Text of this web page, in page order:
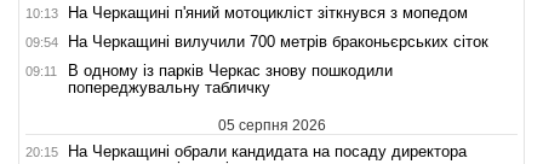
10:13 На Черкащині п'яний мотоцикліст зіткнувся з мопедом
09:54 На Черкащині вилучили 700 метрів браконьєрських сіток
09:11
В одному із парків Черкас знову пошкодили
попереджувальну табличку
05 серпня 2026
20:15
На Черкащині обрали кандидата на посаду директора